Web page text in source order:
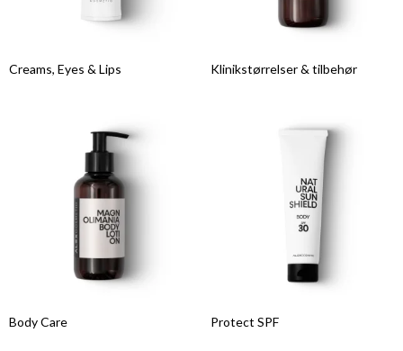
Creams, Eyes & Lips Klinikstørrelser & tilbehør
Body Care Protect SPF